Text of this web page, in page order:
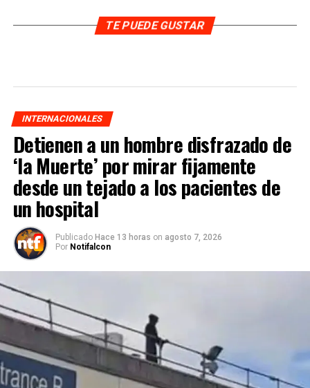
TE PUEDE GUSTAR
INTERNACIONALES
Detienen a un hombre disfrazado de
‘la Muerte’ por mirar fijamente
desde un tejado a los pacientes de
un hospital
Publicado Hace 13 horas on agosto 7, 2026
Por Notifalcon